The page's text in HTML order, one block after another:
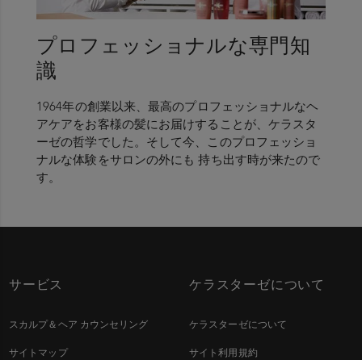
プロフェッショナルな専門知
識
1964年の創業以来、最高のプロフェッショナルなヘ
アケアをお客様の髪にお届けすることが、ケラスタ
ーゼの哲学でした。そして今、このプロフェッショ
ナルな体験をサロンの外にも 持ち出す時が来たので
す。
サービス
スカルプ＆ヘア カウンセリング
サイトマップ
ケラスターゼについて
ケラスターゼについて
サイト利用規約